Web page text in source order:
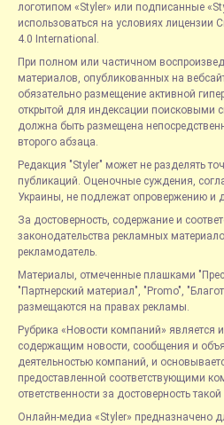
логотипом «Styler» или подписанные
использоваться на условиях лицензии
4.0 International.
При полном или частичном
материалов, опубликованных на
обязательно размещение активной
открытой для индексации поисковыми
должна быть размещена
второго абзаца.
Редакция "Styler" может не разделять
публикаций. Оценочные суждения,
Украины, не подлежат опровержению и
За достоверность, содержание и
законодательства рекламных
рекламодатель.
Материалы, отмеченные плашками
"Партнерский материал", "Promo",
размещаются на правах рекламы.
Рубрика «Новости компаний»
содержащим новости, сообщения и
деятельностью компаний, и
предоставленной соответствующими
ответственности за достоверность
Онлайн-медиа «Styler» предназначено